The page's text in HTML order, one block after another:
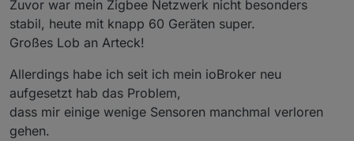
ich habe das Modul bei mir seit Monaten am laufen.. 44
Geräte.. keine Abbrüche
nachtrag
hier kann man die Sendeleistung einstellen
Zuvor war mein Zigbee Netzwerk nicht besonders
stabil, heute mit knapp 60 Geräten super.
Großes Lob an Arteck!
Allerdings habe ich seit ich mein ioBroker neu
aufgesetzt hab das Problem,
dass mir einige wenige Sensoren manchmal verloren
gehen.